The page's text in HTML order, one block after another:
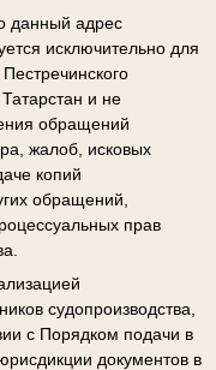
адрес
исключительно для
и не
обращений
жалоб, исковых
копий
обращений,
прав
судопроизводства,
с Порядком подачи в
документов в